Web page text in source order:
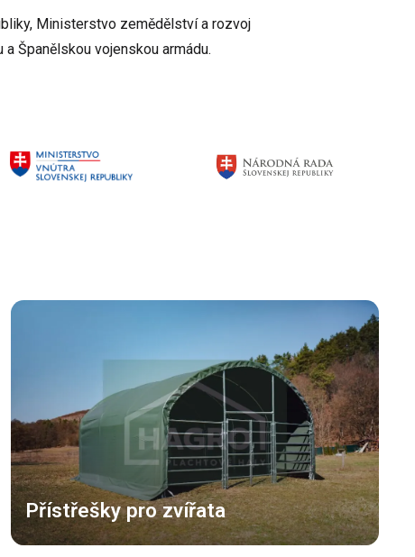
Ministerstvo zemědělství a rozvoj
Španělskou vojenskou armádu.
Přístřešky pro zvířata